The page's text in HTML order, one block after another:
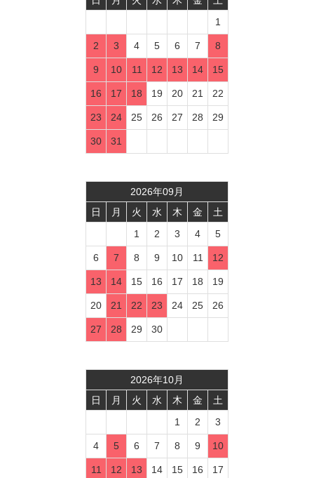
1
2 3 4 5 6 7 8
9 10 11 12 13 14 15
16 17 18 19 20 21 22
23 24 25 26 27 28 29
30 31
2026年09月
日
月 火 水 木 金
土
1
2 3 4 5
6 7 8 9 10 11 12
13 14 15 16 17 18 19
20 21 22 23 24 25 26
27 28 29 30
2026年10月
日
月 火 水 木 金
土
1
2 3
4 5 6 7 8 9 10
11 12 13 14 15 16 17